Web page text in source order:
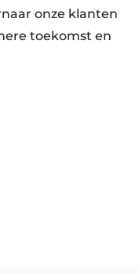
onze klanten
toekomst en